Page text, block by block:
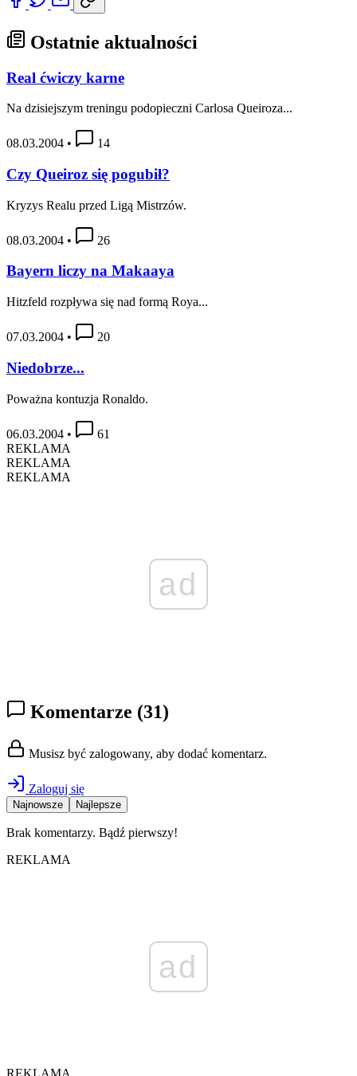
Ostatnie aktualności
Real ćwiczy karne
Na dzisiejszym treningu podopieczni Carlosa Queiroza...
08.03.2004 • 14
Czy Queiroz się pogubił?
Kryzys Realu przed Ligą Mistrzów.
08.03.2004 • 26
Bayern liczy na Makaaya
Hitzfeld rozpływa się nad formą Roya...
07.03.2004 • 20
Niedobrze...
Poważna kontuzja Ronaldo.
06.03.2004 •
61
REKLAMA
REKLAMA
REKLAMA
ad
Komentarze (31)
Musisz być zalogowany, aby dodać komentarz.
Zaloguj się
Najnowsze Najlepsze
Brak komentarzy. Bądź pierwszy!
REKLAMA
ad